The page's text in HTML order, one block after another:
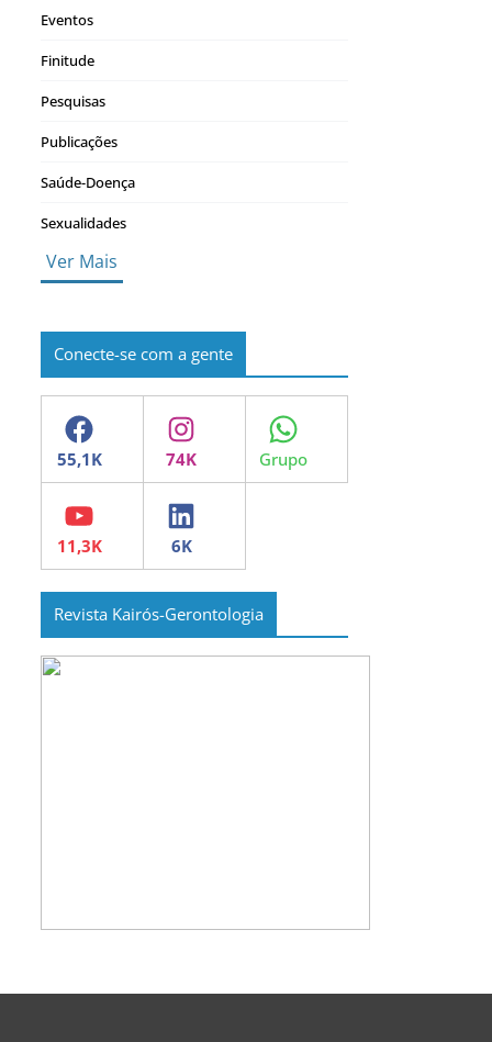
Eventos
Finitude
Pesquisas
Publicações
Saúde-Doença
Sexualidades
Ver Mais
Conecte-se com a gente
Facebook Instagram WhatsApp
YouTube LinkedIn
Revista Kairós-Gerontologia